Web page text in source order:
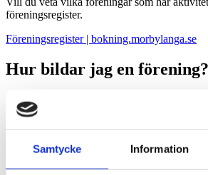
Samtycke Information
föreningsregister.
Föreningsregister | bokning.morbylanga.se
Hur bildar jag en förening?
Det finns ett par saker som du behöver
ny förening och under tiden som du driver
Steg 1: Bilda en styrelse